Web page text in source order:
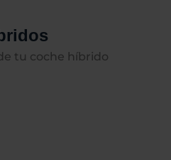
tu coche híbrido